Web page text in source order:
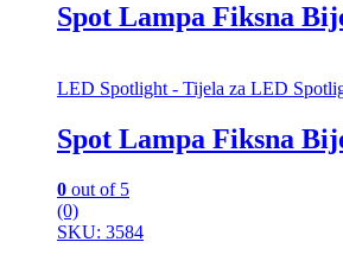
Spot Lampa Fiksna
LED Spotlight - Tijela za LED
Spot Lampa Fiksna
0 out of 5
(0)
SKU: 3584